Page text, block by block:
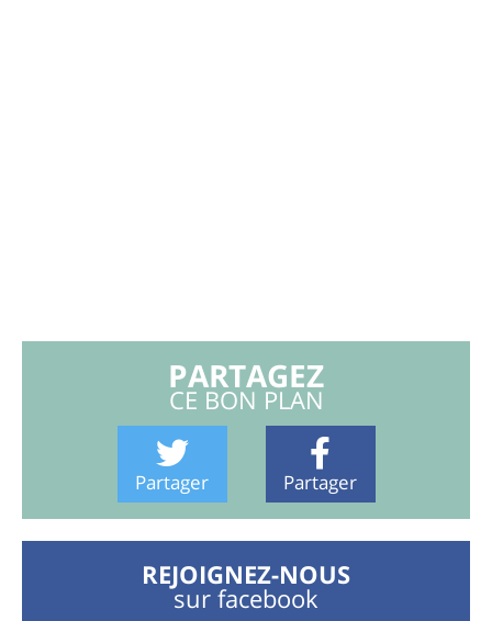
PARTAGEZ
CE BON PLAN
Partager Partager
REJOIGNEZ-NOUS
sur facebook